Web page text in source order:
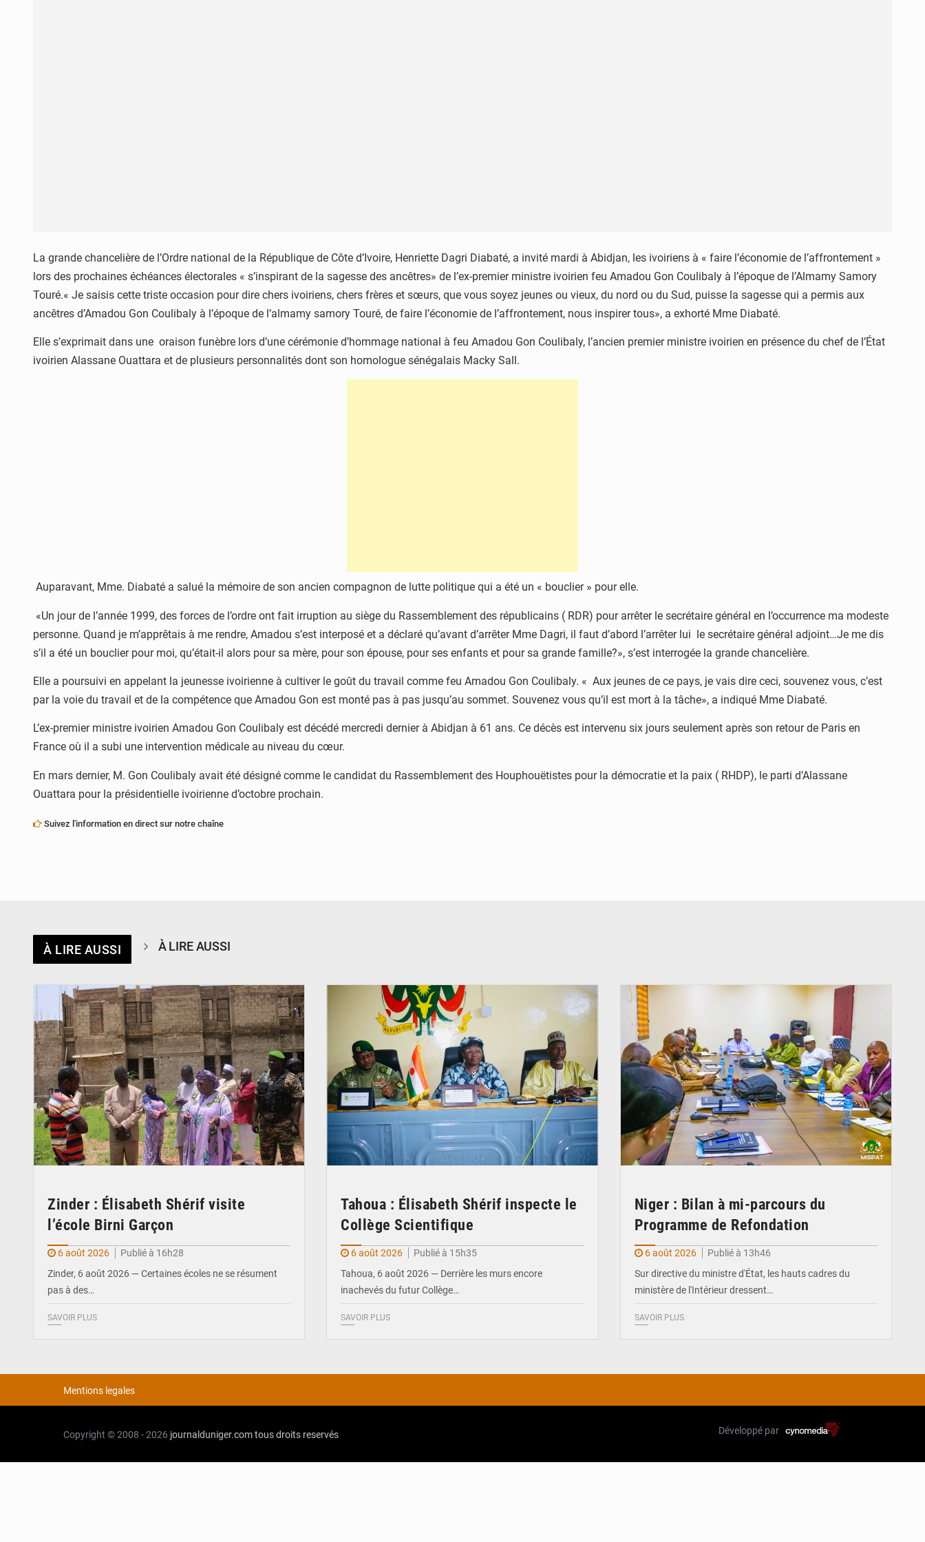
La grande chancelière de l’Ordre national de la République de Côte d’Ivoire, Henriette Dagri Diabaté, a invité mardi à Abidjan, les ivoiriens à « faire l’économie de l’affrontement »
lors des prochaines échéances électorales « s’inspirant de la sagesse des ancêtres» de l’ex-premier ministre ivoirien feu Amadou Gon Coulibaly à l’époque de l’Almamy Samory
Touré.« Je saisis cette triste occasion pour dire chers ivoiriens, chers frères et sœurs, que vous soyez jeunes ou vieux, du nord ou du Sud, puisse la sagesse qui a permis aux
ancêtres d’Amadou Gon Coulibaly à l’époque de l’almamy samory Touré, de faire l’économie de l’affrontement, nous inspirer tous», a exhorté Mme Diabaté.
Elle s’exprimait dans une oraison funèbre lors d’une cérémonie d’hommage national à feu Amadou Gon Coulibaly, l’ancien premier ministre ivoirien en présence du chef de l’État
ivoirien Alassane Ouattara et de plusieurs personnalités dont son homologue sénégalais Macky Sall.
Auparavant, Mme. Diabaté a salué la mémoire de son ancien compagnon de lutte politique qui a été un « bouclier » pour elle.
«Un jour de l’année 1999, des forces de l’ordre ont fait irruption au siège du Rassemblement des républicains ( RDR) pour arrêter le secrétaire général en l’occurrence ma modeste
personne. Quand je m’apprêtais à me rendre, Amadou s’est interposé et a déclaré qu’avant d’arrêter Mme Dagri, il faut d’abord l’arrêter lui le secrétaire général adjoint…Je me dis
s’il a été un bouclier pour moi, qu’était-il alors pour sa mère, pour son épouse, pour ses enfants et pour sa grande famille?», s’est interrogée la grande chancelière.
Elle a poursuivi en appelant la jeunesse ivoirienne à cultiver le goût du travail comme feu Amadou Gon Coulibaly. « Aux jeunes de ce pays, je vais dire ceci, souvenez vous, c’est
par la voie du travail et de la compétence que Amadou Gon est monté pas à pas jusqu’au sommet. Souvenez vous qu’il est mort à la tâche», a indiqué Mme Diabaté.
L’ex-premier ministre ivoirien Amadou Gon Coulibaly est décédé mercredi dernier à Abidjan à 61 ans. Ce décès est intervenu six jours seulement après son retour de Paris en
France où il a subi une intervention médicale au niveau du cœur.
En mars dernier, M. Gon Coulibaly avait été désigné comme le candidat du Rassemblement des Houphouëtistes pour la démocratie et la paix ( RHDP), le parti d’Alassane
Ouattara pour la présidentielle ivoirienne d’octobre prochain.
Suivez l'information en direct sur notre chaîne
À LIRE AUSSI À LIRE AUSSI
Zinder : Élisabeth Shérif visite
l’école Birni Garçon
6 août 2026
Publié à 16h28
Zinder, 6 août 2026 — Certaines écoles ne se résument
pas à des…
SAVOIR PLUS
Tahoua : Élisabeth Shérif inspecte le
Collège Scientifique
6 août 2026
Publié à 15h35
Tahoua, 6 août 2026 — Derrière les murs encore
inachevés du futur Collège…
SAVOIR PLUS
Niger : Bilan à mi-parcours du
Programme de Refondation
6 août 2026
Publié à 13h46
Sur directive du ministre d'État, les hauts cadres du
ministère de l'Intérieur dressent…
SAVOIR PLUS
Mentions legales
Copyright © 2008 - 2026 journalduniger.comtous droits reservés Développé par